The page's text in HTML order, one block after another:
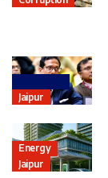
Jaipur
Energy
Jaipur